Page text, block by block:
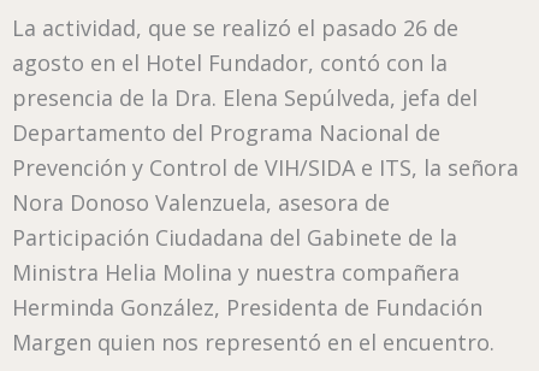
La actividad, que se realizó el pasado 26 de
agosto en el Hotel Fundador, contó con la
presencia de la Dra. Elena Sepúlveda, jefa del
Departamento del Programa Nacional de
Prevención y Control de VIH/SIDA e ITS, la señora
Nora Donoso Valenzuela, asesora de
Participación Ciudadana del Gabinete de la
Ministra Helia Molina y nuestra compañera
Herminda González, Presidenta de Fundación
Margen quien nos representó en el encuentro.